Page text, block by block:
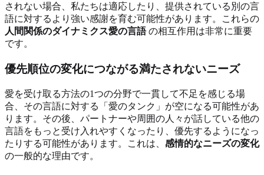
されない場合、私たちは適応したり、提供されている別の言
語に対するより強い感謝を育む可能性があります。これらの
人間関係のダイナミクス愛の言語の相互作用は非常に重要
です。
優先順位の変化につながる満たされないニーズ
愛を受け取る方法の1つの分野で一貫して不足を感じる場
合、その言語に対する「愛のタンク」が空になる可能性があ
ります。その後、パートナーや周囲の人々が話している他の
言語をもっと受け入れやすくなったり、優先するようになっ
たりする可能性があります。これは、 感情的なニーズの変化
の一般的な理由です。